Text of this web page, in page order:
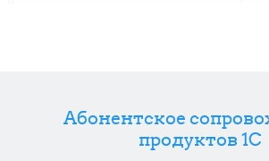
Абонентское
продуктов 1C